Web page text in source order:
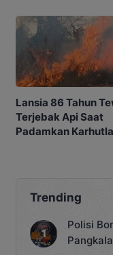
Lansia 86 Tahun
Terjebak Api Saat
Padamkan
Trending
Polisi